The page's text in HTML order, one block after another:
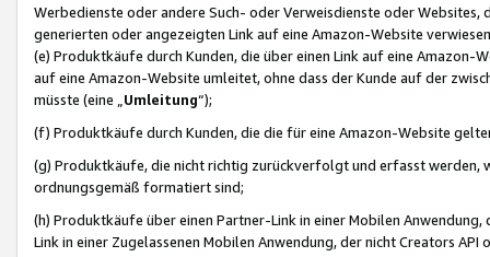
Werbedienste oder andere Such- oder Verweisdienste oder Websites,
generierten oder angezeigten Link auf eine Amazon-Website
(e) Produktkäufe durch Kunden, die über einen Link auf eine
auf eine Amazon-Website umleitet, ohne dass der Kunde auf der
müsste (eine „ Umleitung“);
(f) Produktkäufe durch Kunden, die die für eine Amazon-Website
(g) Produktkäufe, die nicht richtig zurückverfolgt und erfasst werden,
ordnungsgemäß formatiert sind;
(h) Produktkäufe über einen Partner-Link in einer Mobilen
Link in einer Zugelassenen Mobilen Anwendung, der nicht Creators